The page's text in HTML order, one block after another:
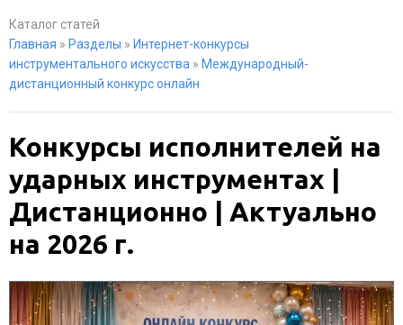
Каталог статей
Главная » Разделы » Интернет-конкурсы
инструментального искусства » Международный-
дистанционный конкурс онлайн
Конкурсы исполнителей на
ударных инструментах |
Дистанционно | Актуально
на 2026 г.